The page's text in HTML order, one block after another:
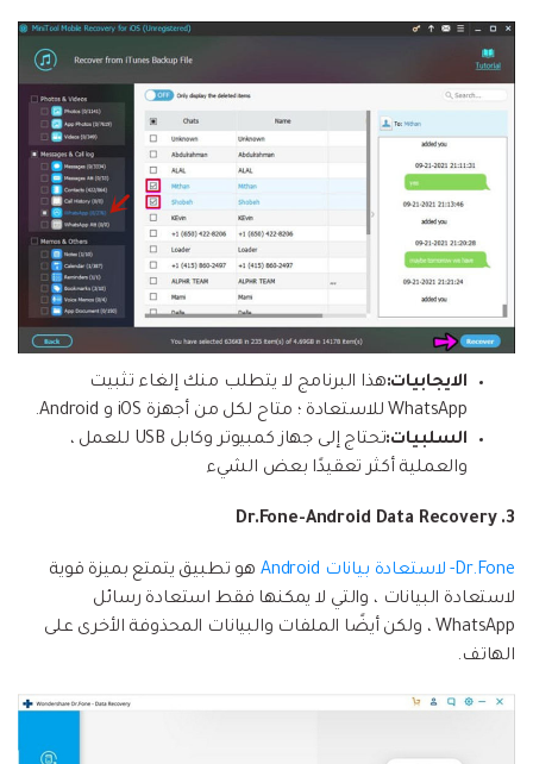
الايجابيات:هذا البرنامج لا يتطلب منك إلغاء تثبيت
WhatsApp للاستعادة ؛ متاح لكل من أجهزة iOS و Android.
السلبيات:
تحتاج إلى جهاز كمبيوتر وكابل USB للعمل ،
والعملية أكثر تعقيدًا بعض الشيء
3. Dr.Fone-Android Data Recovery
Dr.Fone- لاستعادة بيانات Android
هو تطبيق يتمتع بميزة قوية
لاستعادة البيانات ، والتي لا يمكنها فقط استعادة رسائل
WhatsApp ، ولكن أيضًا الملفات والبيانات المحذوفة الأخرى على
الهاتف.